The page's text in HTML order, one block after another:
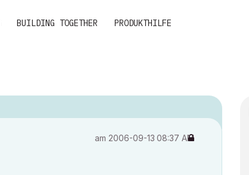
BUILDING TOGETHER PRODUKTHILFE
am ‎2006-09-13 08:37 AM